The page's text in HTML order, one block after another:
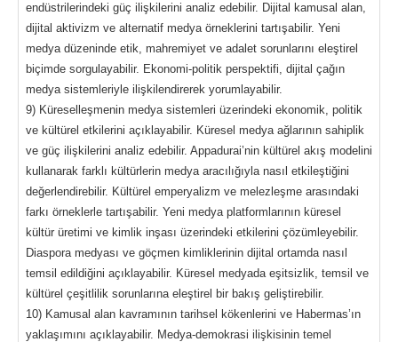
endüstrilerindeki güç ilişkilerini analiz edebilir. Dijital kamusal alan,
dijital aktivizm ve alternatif medya örneklerini tartışabilir. Yeni
medya düzeninde etik, mahremiyet ve adalet sorunlarını eleştirel
biçimde sorgulayabilir. Ekonomi-politik perspektifi, dijital çağın
medya sistemleriyle ilişkilendirerek yorumlayabilir.
9) Küreselleşmenin medya sistemleri üzerindeki ekonomik, politik
ve kültürel etkilerini açıklayabilir. Küresel medya ağlarının sahiplik
ve güç ilişkilerini analiz edebilir. Appadurai’nin kültürel akış modelini
kullanarak farklı kültürlerin medya aracılığıyla nasıl etkileştiğini
değerlendirebilir. Kültürel emperyalizm ve melezleşme arasındaki
farkı örneklerle tartışabilir. Yeni medya platformlarının küresel
kültür üretimi ve kimlik inşası üzerindeki etkilerini çözümleyebilir.
Diaspora medyası ve göçmen kimliklerinin dijital ortamda nasıl
temsil edildiğini açıklayabilir. Küresel medyada eşitsizlik, temsil ve
kültürel çeşitlilik sorunlarına eleştirel bir bakış geliştirebilir.
10) Kamusal alan kavramının tarihsel kökenlerini ve Habermas’ın
yaklaşımını açıklayabilir. Medya-demokrasi ilişkisinin temel